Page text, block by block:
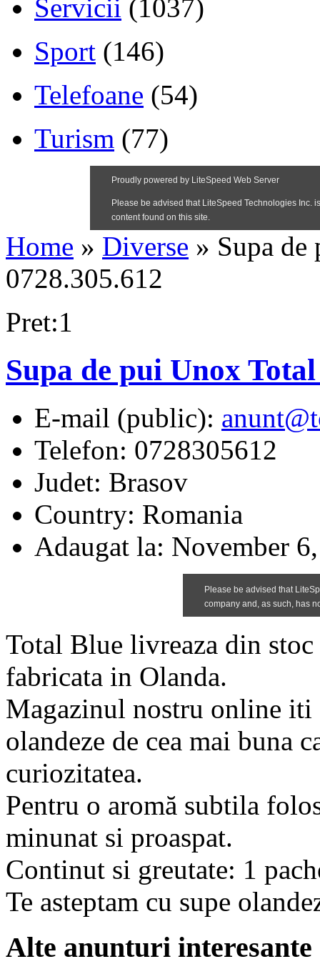
Servicii (1037)
Sport (146)
Telefoane (54)
Turism (77)
Home » Diverse » Supa
0728.305.612
Pret:1
Supa de pui Unox
E-mail (public):
Telefon: 0728305612
Judet: Brasov
Country: Romania
Adaugat la: November
Total Blue livreaza din
fabricata in Olanda.
Magazinul nostru online iti
olandeze de cea mai buna
curiozitatea.
Pentru o aromă subtila
minunat si proaspat.
Continut si greutate: 1
Te asteptam cu supe
Alte anunturi interesante